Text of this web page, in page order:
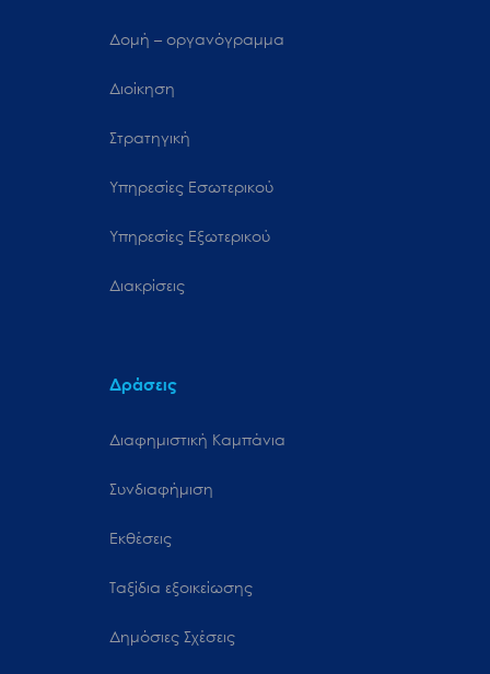
Δομή – οργανόγραμμα
Διοίκηση
Στρατηγική
Υπηρεσίες Εσωτερικού
Υπηρεσίες Εξωτερικού
Διακρίσεις
Δράσεις
Διαφημιστική Καμπάνια
Συνδιαφήμιση
Εκθέσεις
Ταξίδια εξοικείωσης
Δημόσιες Σχέσεις